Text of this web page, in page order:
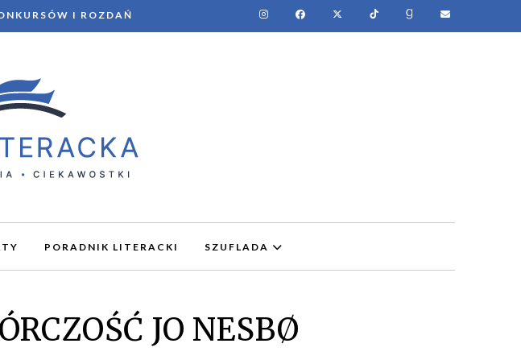
I ROZDAŃ
PORADNIK LITERACKI SZUFLADA
JO NESBØ